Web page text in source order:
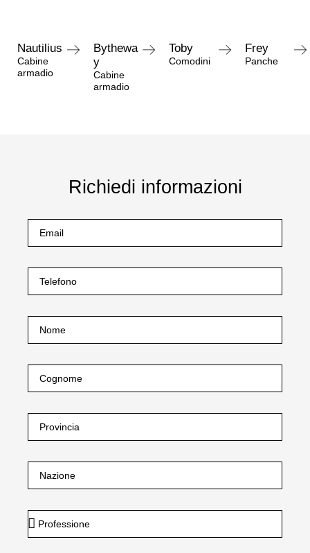
Nautilius
Cabine
armadio
Bythewa
y
Cabine
armadio
Toby
Comodini
Frey
Panche
Richiedi informazioni